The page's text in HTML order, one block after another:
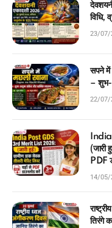
विधि,
23/07/
सपने
– शुभ-
22/07/
(जारी
PDF
14/05/
तिरंगे